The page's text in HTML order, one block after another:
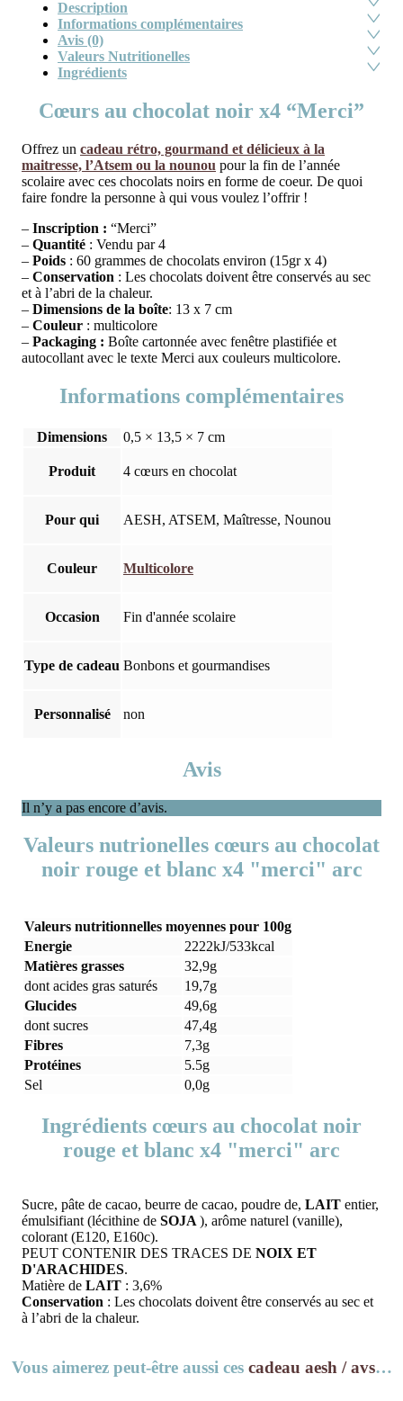
Description
Informations complémentaires
Avis (0)
Valeurs Nutritionelles
Ingrédients
Cœurs au chocolat noir x4 “Merci”
Offrez un cadeau rétro, gourmand et délicieux à la
maitresse, l’Atsem ou la nounou pour la fin de l’année
scolaire avec ces chocolats noirs en forme de coeur. De quoi
faire fondre la personne à qui vous voulez l’offrir !
– Inscription : “Merci”
– Quantité : Vendu par 4
– Poids : 60 grammes de chocolats environ (15gr x 4)
– Conservation : Les chocolats doivent être conservés au sec
et à l’abri de la chaleur.
– Dimensions de la boîte: 13 x 7 cm
– Couleur : multicolore
– Packaging : Boîte cartonnée avec fenêtre plastifiée et
autocollant avec le texte Merci aux couleurs multicolore.
Informations complémentaires
Dimensions 0,5 × 13,5 × 7 cm
Produit 4 cœurs en chocolat
Pour qui AESH, ATSEM, Maîtresse, Nounou
Couleur Multicolore
Occasion Fin d'année scolaire
Type de cadeau Bonbons et gourmandises
Personnalisé non
Avis
Il n’y a pas encore d’avis.
Valeurs nutrionelles cœurs au chocolat
noir rouge et blanc x4 "merci" arc
Valeurs nutritionnelles moyennes pour 100g
Energie
2222kJ/533kcal
Matières grasses
32,9g
dont acides gras saturés
19,7g
Glucides
49,6g
dont sucres
47,4g
Fibres
7,3g
Protéines
5.5g
Sel
0,0g
Ingrédients cœurs au chocolat noir
rouge et blanc x4 "merci" arc
Sucre, pâte de cacao, beurre de cacao, poudre de, LAIT entier,
émulsifiant (lécithine de SOJA ), arôme naturel (vanille),
colorant (E120, E160c).
PEUT CONTENIR DES TRACES DE NOIX ET
D'ARACHIDES.
Matière de LAIT : 3,6%
Conservation : Les chocolats doivent être conservés au sec et
à l’abri de la chaleur.
Vous aimerez peut-être aussi ces cadeau aesh / avs…